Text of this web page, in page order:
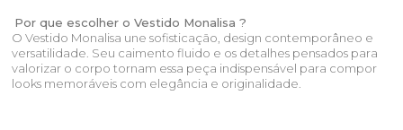
Por que escolher o Vestido Monalisa ?
O Vestido Monalisa une sofisticação, design contemporâneo e
versatilidade. Seu caimento fluido e os detalhes pensados para
valorizar o corpo tornam essa peça indispensável para compor
looks memoráveis com elegância e originalidade.